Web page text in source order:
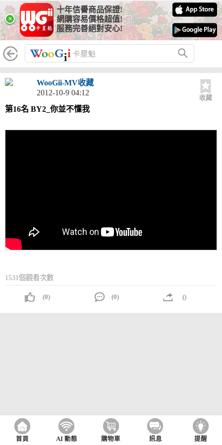
×
十年信譽商品保證!
網購容易價格超值!
服務完善絕對安心!
WooGii-MV收藏
2012-10-9 04:12
收藏
第16名 BY2_你並不懂我
1531個觀看次數
(0) (0) ()
首頁 AI 動態 購物車 訊息 提醒